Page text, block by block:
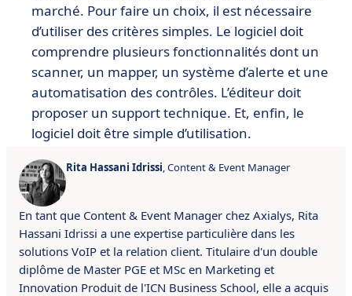
marché. Pour faire un choix, il est nécessaire
d’utiliser des critères simples. Le logiciel doit
comprendre plusieurs fonctionnalités dont un
scanner, un mapper, un système d’alerte et une
automatisation des contrôles. L’éditeur doit
proposer un support technique. Et, enfin, le
logiciel doit être simple d’utilisation.
Rita Hassani Idrissi, Content & Event Manager
En tant que Content & Event Manager chez Axialys, Rita
Hassani Idrissi a une expertise particulière dans les
solutions VoIP et la relation client. Titulaire d'un double
diplôme de Master PGE et MSc en Marketing et
Innovation Produit de l'ICN Business School, elle a acquis